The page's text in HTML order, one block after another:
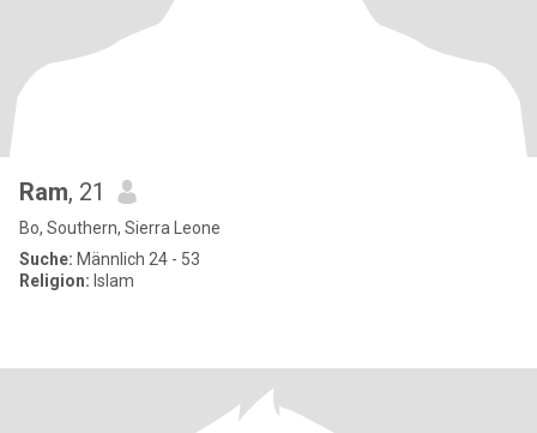
Ram, 21
Bo, Southern, Sierra Leone
Suche: Männlich 24 - 53
Religion: Islam